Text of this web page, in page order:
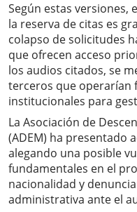
Según estas versiones,
la reserva de citas es
colapso de solicitudes
que ofrecen acceso
los audios citados, se
terceros que operarían
institucionales para
La Asociación de
(ADEM) ha presentado
alegando una posible
fundamentales en el
nacionalidad y
administrativa ante el